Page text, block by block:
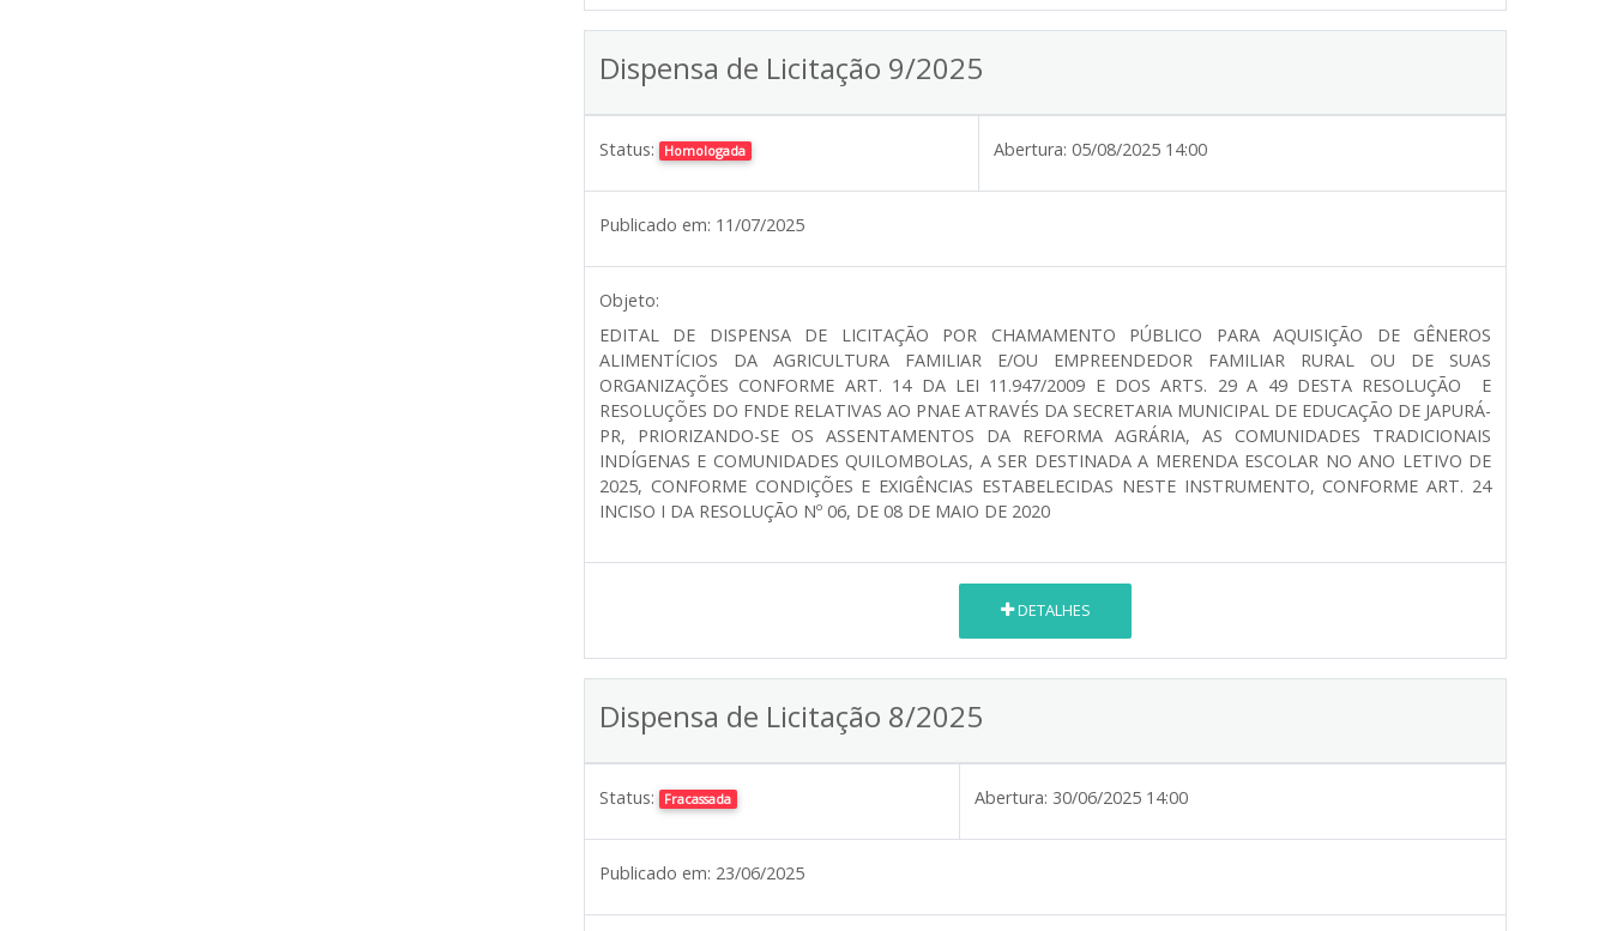
Dispensa de Licitação 9/2025
Status: Homologada Abertura: 05/08/2025 14:00
Publicado em: 11/07/2025
Objeto:
EDITAL DE DISPENSA DE LICITAÇÃO POR CHAMAMENTO PÚBLICO PARA AQUISIÇÃO DE GÊNEROS
ALIMENTÍCIOS DA AGRICULTURA FAMILIAR E/OU EMPREENDEDOR FAMILIAR RURAL OU DE SUAS
ORGANIZAÇÕES CONFORME ART. 14 DA LEI 11.947/2009 E DOS ARTS. 29 A 49 DESTA RESOLUÇÃO E
RESOLUÇÕES DO FNDE RELATIVAS AO PNAE ATRAVÉS DA SECRETARIA MUNICIPAL DE EDUCAÇÃO DE JAPURÁ-
PR, PRIORIZANDO-SE OS ASSENTAMENTOS DA REFORMA AGRÁRIA, AS COMUNIDADES TRADICIONAIS
INDÍGENAS E COMUNIDADES QUILOMBOLAS, A SER DESTINADA A MERENDA ESCOLAR NO ANO LETIVO DE
2025, CONFORME CONDIÇÕES E EXIGÊNCIAS ESTABELECIDAS NESTE INSTRUMENTO, CONFORME ART. 24
INCISO I DA RESOLUÇÃO Nº 06, DE 08 DE MAIO DE 2020
DETALHES
Dispensa de Licitação 8/2025
Status: Fracassada Abertura: 30/06/2025 14:00
Publicado em: 23/06/2025